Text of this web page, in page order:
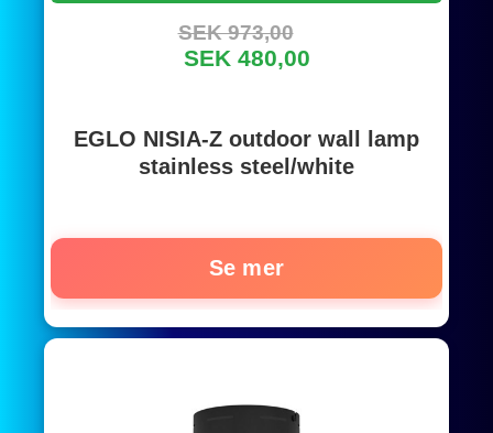
SEK 973,00
SEK 480,00
EGLO NISIA-Z outdoor wall lamp
stainless steel/white
Se mer